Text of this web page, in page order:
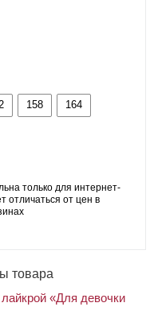
158 164
только для интернет-
отличаться от цен в
товара
«Для девочки